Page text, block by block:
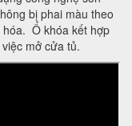
bị phai màu theo
hóa. Ổ khóa kết hợp
mở cửa tủ.